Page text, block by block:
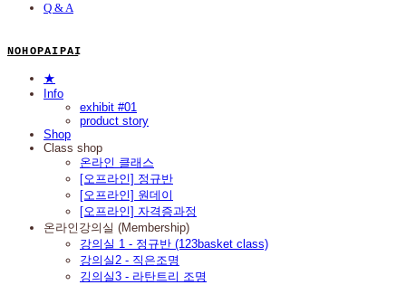
Q & A
N O H O P A I P A I
★
Info
exhibit #01
product story
Shop
Class shop
온라인 클래스
[오프라인] 정규반
[오프라인] 원데이
[오프라인] 자격증과정
온라인강의실 (Membership)
강의실 1 - 정규반 (123basket class)
강의실2 - 직은조명
깅의실3 - 라탄트리 조명